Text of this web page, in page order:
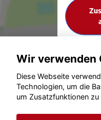
©
Wir verwenden
Diese Webseite
Technologien, um die
um Zusatzfunktionen zu